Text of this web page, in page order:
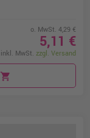
o. MwSt. 4,29 €
5,11 €
inkl. MwSt. zzgl. Versand
shopping_cart